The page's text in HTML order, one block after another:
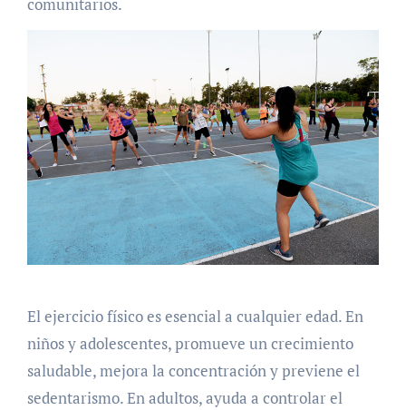
El ejercicio físico es esencial a cualquier edad. En
niños y adolescentes, promueve un crecimiento
saludable, mejora la concentración y previene el
sedentarismo. En adultos, ayuda a controlar el